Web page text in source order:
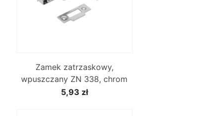
Zamek zatrzaskowy,
wpuszczany ZN 338, chrom
5,93 zł